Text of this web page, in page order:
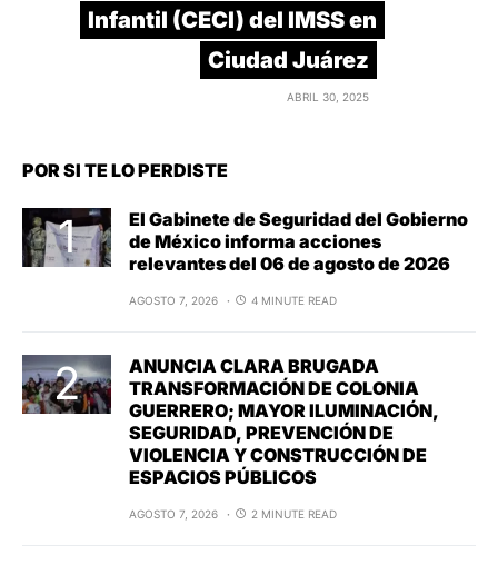
Infantil (CECI) del IMSS en
Ciudad Juárez
ABRIL 30, 2025
POR SI TE LO PERDISTE
El Gabinete de Seguridad del Gobierno
de México informa acciones
relevantes del 06 de agosto de 2026
AGOSTO 7, 2026 4 MINUTE READ
ANUNCIA CLARA BRUGADA
TRANSFORMACIÓN DE COLONIA
GUERRERO; MAYOR ILUMINACIÓN,
SEGURIDAD, PREVENCIÓN DE
VIOLENCIA Y CONSTRUCCIÓN DE
ESPACIOS PÚBLICOS
AGOSTO 7, 2026 2 MINUTE READ